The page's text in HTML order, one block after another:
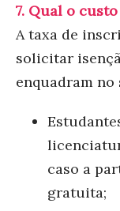
7. Qual o
A taxa de
solicitar
enquadram
caso a
gratuita;